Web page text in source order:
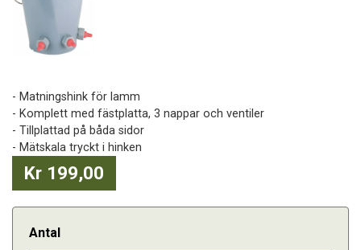
- Matningshink för lamm
- Komplett med fästplatta, 3 nappar och ventiler
- Tillplattad på båda sidor
- Mätskala tryckt i hinken
Kr 199,00
Antal